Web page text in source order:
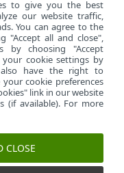
to give you the best
our website traffic,
You can agree to the
"Accept all and close",
by choosing "Accept
cookie settings by
also have the right to
cookie preferences
link in our website
(if available). For more
CLOSE